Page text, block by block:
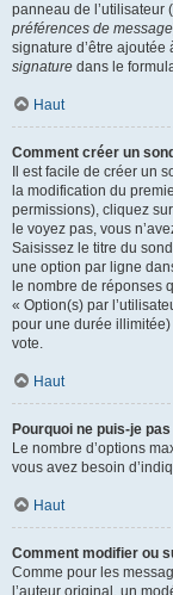
panneau de l’utilisateur
préférences de message
signature d’être
signature dans le
Haut
Comment créer un
Il est facile de créer un
la modification du
permissions), cliquez
le voyez pas, vous
Saisissez le titre du
une option par ligne
le nombre de réponses
« Option(s) par
pour une durée
vote.
Haut
Pourquoi ne puis-je
Le nombre d’options
vous avez besoin
Haut
Comment modifier ou
Comme pour les
l’auteur original, un